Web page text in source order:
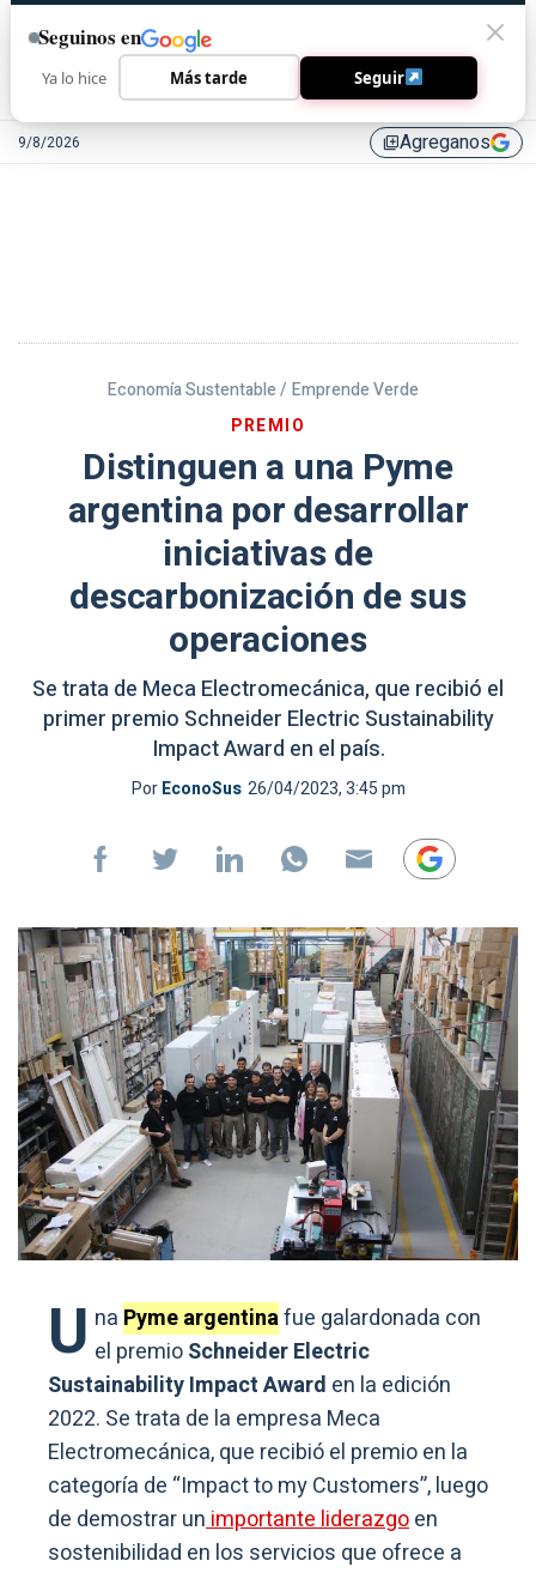
9/8/2026 library_addAgreganos
Economía Sustentable / Emprende Verde
PREMIO
Distinguen a una Pyme
argentina por desarrollar
iniciativas de
descarbonización de sus
operaciones
Se trata de Meca Electromecánica, que recibió el
primer premio Schneider Electric Sustainability
Impact Award en el país.
PorEconoSus 26/04/2023, 3:45 pm
U na Pyme argentinafue galardonada con
el premioSchneider Electric
Sustainability Impact Award en la edición
2022. Se trata de la empresa Meca
Electromecánica, que recibió el premio en la
categoría de “Impact to my Customers”, luego
de demostrar unimportante liderazgoen
sostenibilidad en los servicios que ofrece a
Seguinos en
Ya lo hice Más tarde Seguir